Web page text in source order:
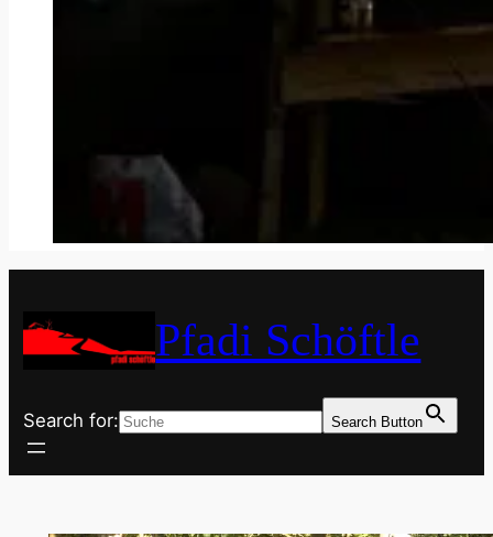
Pfadi Schöftle
Search for: Search Button